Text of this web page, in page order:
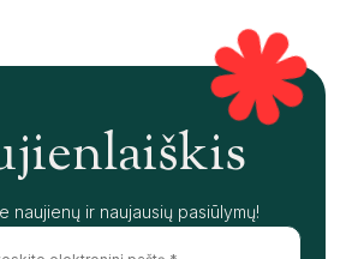
naujienų ir naujausių pasiūlymų!